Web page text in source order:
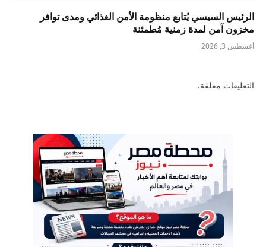
الرئيس السيسي يُتابع منظومة الأمن الغذائي ومدى توافر
مخزون آمن لمدة زمنية مُطمئنة
أغسطس 3, 2026
التعليقات مغلقة.